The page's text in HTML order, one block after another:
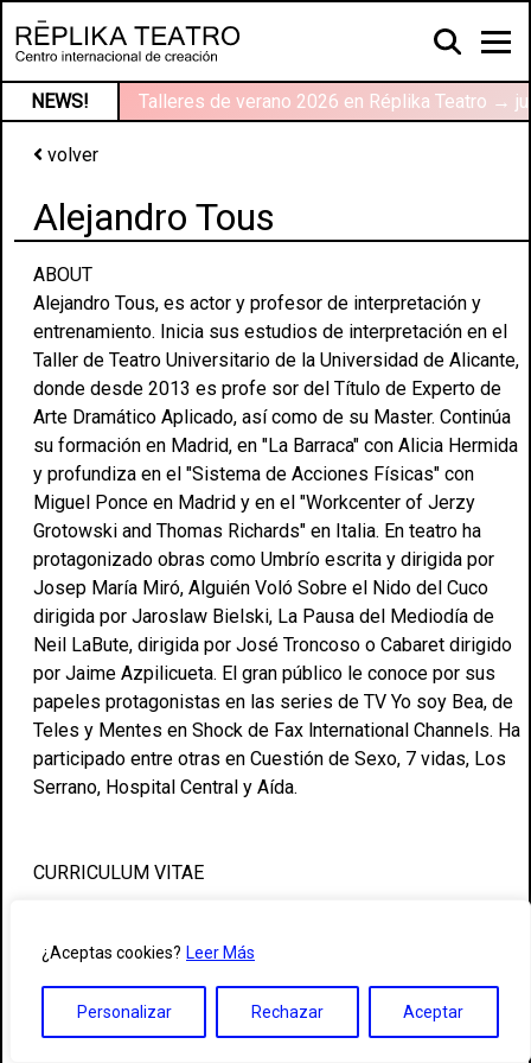
¿Aceptas cookies? Leer Más
Personalizar Rechazar Aceptar
NEWS! Talleres de verano 2026 en Réplika Teatro →
volver
Alejandro Tous
ABOUT
Alejandro Tous, es actor y profesor de interpretación y
entrenamiento. Inicia sus estudios de interpretación en el
Taller de Teatro Universitario de la Universidad de Alicante,
donde desde 2013 es profe sor del Título de Experto de
Arte Dramático Aplicado, así como de su Master. Continúa
su formación en Madrid, en "La Barraca" con Alicia Hermida
y profundiza en el "Sistema de Acciones Físicas" con
Miguel Ponce en Madrid y en el "Workcenter of Jerzy
Grotowski and Thomas Richards" en Italia. En teatro ha
protagonizado obras como Umbrío escrita y dirigida por
Josep María Miró, Alguién Voló Sobre el Nido del Cuco
dirigida por Jaroslaw Bielski, La Pausa del Mediodía de
Neil LaBute, dirigida por José Troncoso o Cabaret dirigido
por Jaime Azpilicueta. El gran público le conoce por sus
papeles protagonistas en las series de TV Yo soy Bea, de
Teles y Mentes en Shock de Fax lnternational Channels. Ha
participado entre otras en Cuestión de Sexo, 7 vidas, Los
Serrano, Hospital Central y Aída.
CURRICULUM VITAE
ASIGNATURAS IMPARTIDAS
La/El artista en el medio audiovisual DIPLOMATURA